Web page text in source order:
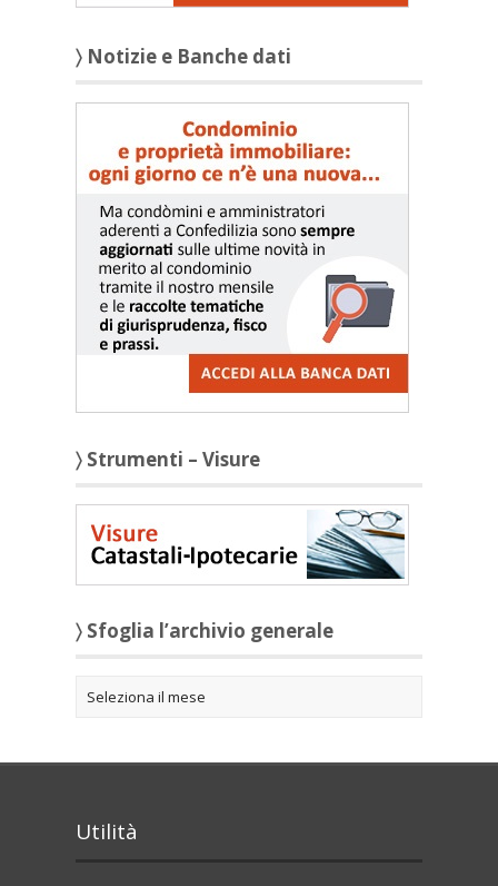
〉 Notizie e Banche dati
〉 Strumenti – Visure
〉 Sfoglia l’archivio generale
Utilità